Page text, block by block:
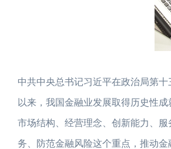
中共中央总书记习近平在政治局第
以来，我国金融业发展取得历史性
市场结构、经营理念、创新能力、
务、防范金融风险这个重点，推动金